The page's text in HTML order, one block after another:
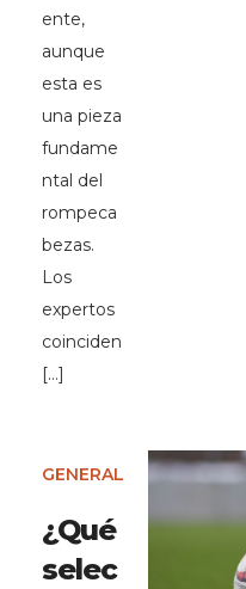
ente,
aunque
esta es
una pieza
fundame
ntal del
rompeca
bezas.
Los
expertos
coinciden
[…]
GENERAL
¿Qué
selec